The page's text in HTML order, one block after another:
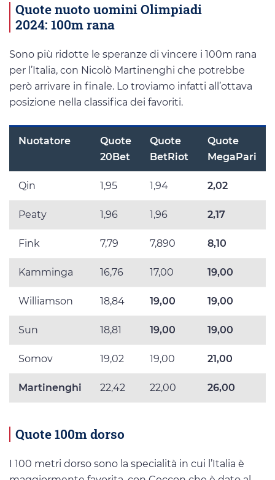
Quote nuoto uomini Olimpiadi
2024: 100m rana
Sono più ridotte le speranze di vincere i 100m rana
per l’Italia, con Nicolò Martinenghi che potrebbe
però arrivare in finale. Lo troviamo infatti all’ottava
posizione nella classifica dei favoriti.
Nuotatore
Quote
20Bet
Quote
BetRiot
Quote
MegaPari
Qin 1,95 1,94 2,02
Peaty 1,96 1,96 2,17
Fink 7,79 7,890 8,10
Kamminga 16,76 17,00 19,00
Williamson 18,84 19,00 19,00
Sun 18,81 19,00 19,00
Somov 19,02 19,00 21,00
Martinenghi 22,42 22,00 26,00
Quote 100m dorso
I 100 metri dorso sono la specialità in cui l’Italia è